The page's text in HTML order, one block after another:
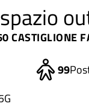
CASTIGLIONE
99